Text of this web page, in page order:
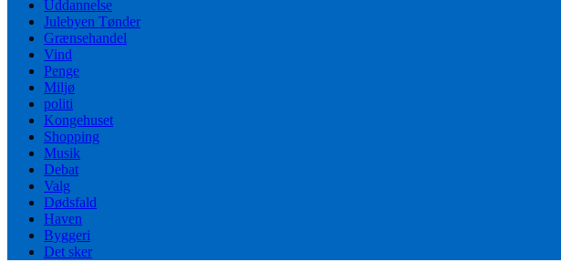
Uddannelse
Julebyen Tønder
Grænsehandel
Vind
Penge
Miljø
politi
Kongehuset
Shopping
Musik
Debat
Valg
Dødsfald
Haven
Byggeri
Det sker